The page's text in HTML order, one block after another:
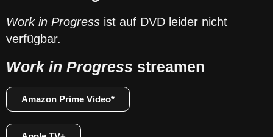
Work in Progress ist auf DVD leider nicht
verfügbar.
Work in Progress streamen
Amazon Prime Video*